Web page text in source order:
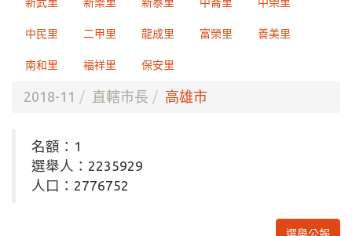
中民里 二甲里 龍成里 富榮里 善美里
南和里 福祥里 保安里
2018-11 直轄市長 高雄市
名額：1
選舉人：2235929
人口：2776752